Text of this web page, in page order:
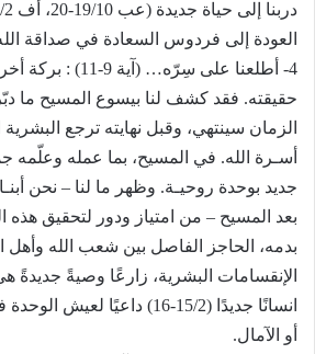
العودة إلى فردوس السعادة في صداقة
4- أطلعنا على سِرّه…
حقيقته. فقد كشف لنا بيسوع المسيح ما
الزمان سينتهي، وقبل نهايته ترجع
أسـرة الله. في المسيح، بما عمله
جديد بوحدة روحيـة. وظهر ما لنا – نحن
بعد المسيح – من امتياز ودور لتحقيق
بدمه، الحاجز الفاصل بين شعب الله وأهل
الإنقسامات البشرية، زارعًا وصيةً جديدةً
انسانًا جديدًا (15/2-16) داعيًا
أو الآمال.